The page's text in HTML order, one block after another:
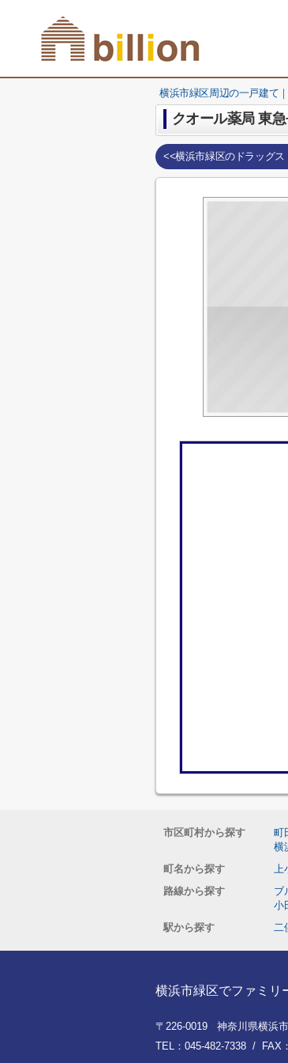
横浜市緑区周辺の一戸建て
クオール薬局 東
<<横浜市緑区のドラッグス
市区町村から探す 町
横
町名から探す
上
路線から探す
ブ
小
駅から探す
二
横浜市緑区でファミリ
〒226-0019 神奈川県横浜
TEL：045-482-7338 / FAX